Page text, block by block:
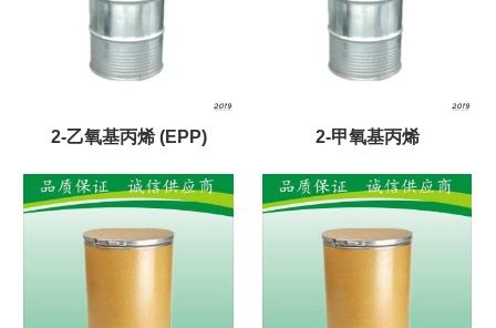
2-乙氧基丙烯 (EPP) 2-甲氧基丙烯